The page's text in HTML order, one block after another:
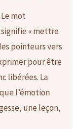
mot
« mettre
pointeurs vers
pour être
libérées. La
l’émotion
une leçon,